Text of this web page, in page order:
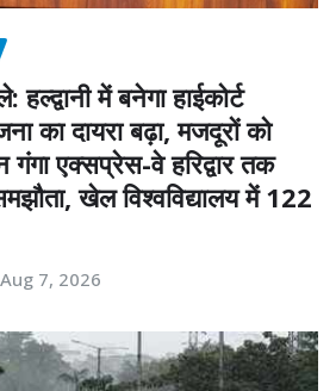
में बनेगा हाईकोर्ट
का दायरा बढ़ा, मजदूरों को
गंगा एक्सप्रेस-वे हरिद्वार तक
खेल विश्वविद्यालय में 122
Aug 7, 2026